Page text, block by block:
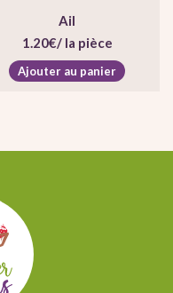
Ail
1.20€/ la pièce
Ajouter au panier